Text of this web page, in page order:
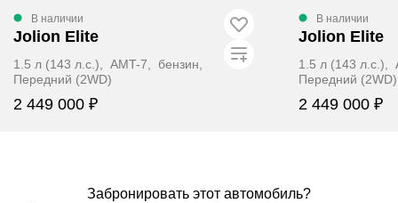
В наличии
Jolion Elite
1.5 л (143 л.с.), AMT-7, бензин,
Передний (2WD)
2 449 000 ₽
В наличии
Jolion Elite
1.5 л (143 л.с.),
Передний (2WD)
2 449 000 ₽
Забронировать этот автомобиль?